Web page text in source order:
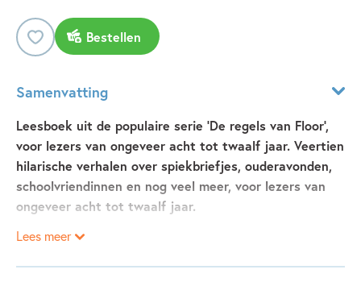
Bestellen
Samenvatting
Leesboek uit de populaire serie 'De regels van Floor',
voor lezers van ongeveer acht tot twaalf jaar. Veertien
hilarische verhalen over spiekbriefjes, ouderavonden,
schoolvriendinnen en nog veel meer, voor lezers van
ongeveer acht tot twaalf jaar.
Regel 1
Lees meer